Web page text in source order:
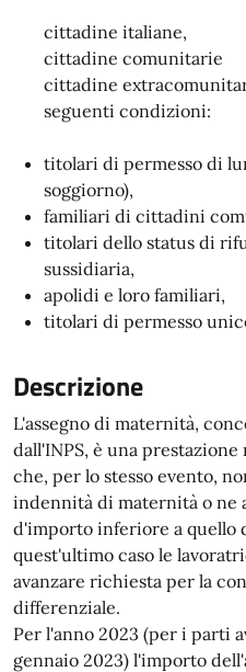
cittadine italiane,
cittadine comunitarie
cittadine
seguenti condizioni:
titolari di permesso di
soggiorno),
familiari di cittadini
titolari dello status di
sussidiaria,
apolidi e loro familiari,
titolari di permesso
Descrizione
L'assegno di maternità,
dall'INPS, è una
che, per lo stesso evento,
indennità di maternità o ne
d'importo inferiore a quello
quest'ultimo caso le
avanzare richiesta per la
differenziale.
Per l'anno 2023 (per i parti
gennaio 2023) l'importo